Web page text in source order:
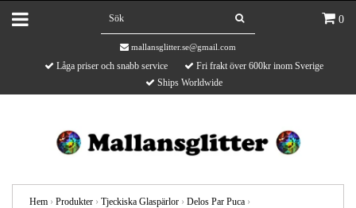
0
mallansglitter.se@gmail.com
Låga priser och snabb service
Fri frakt över 600kr inom Sverige
Ships Worldwide
Hem › Produkter › Tjeckiska Glaspärlor › Delos Par Puca ›